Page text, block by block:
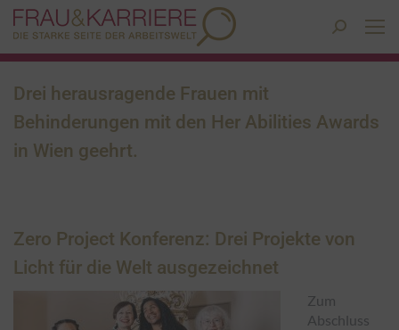
Search:
Drei herausragende Frauen mit
Behinderungen mit den Her Abilities Awards
in Wien geehrt.
Zero Project Konferenz: Drei Projekte von
Licht für die Welt ausgezeichnet
Zum
Abschluss